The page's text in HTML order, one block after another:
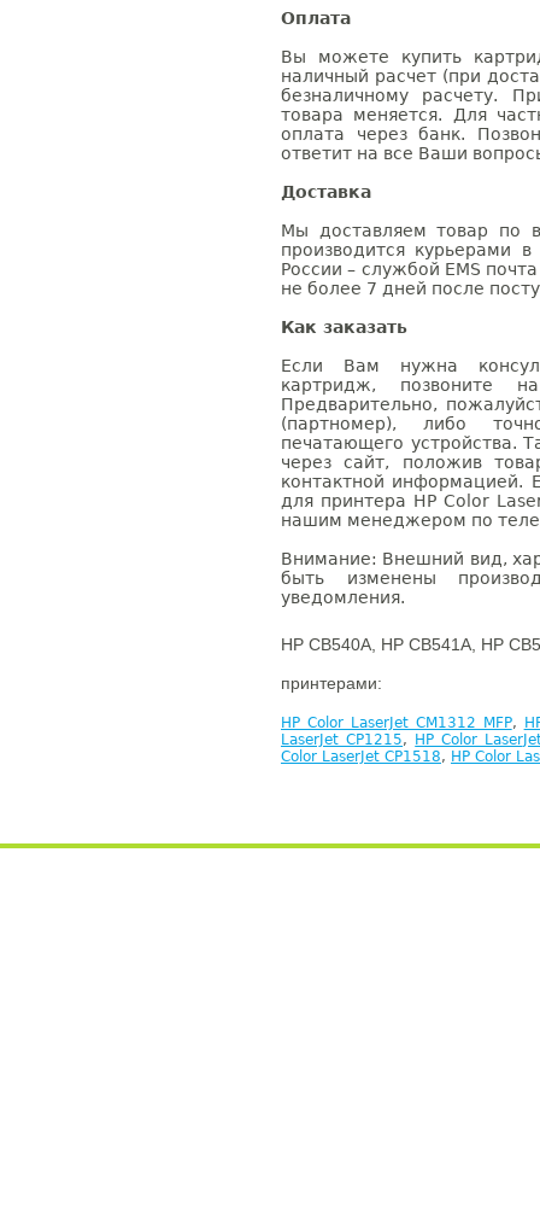
Оплата
Вы можете купить
наличный расчет (при
безналичному расчету.
товара меняется. Для
оплата через банк.
ответит на все Ваши
Доставка
Мы доставляем товар по
производится курьерами
России – службой EMS
не более 7 дней после
Как заказать
Если Вам нужна
картридж, позвоните
Предварительно,
(партномер), либо
печатающего устройства.
через сайт, положив
контактной информацией.
для принтера HP Color
нашим менеджером по
Внимание: Внешний вид,
быть изменены
уведомления.
HP CB540A, HP CB541A, HP
принтерами:
HP Color LaserJet CM1312 MFP,
LaserJet CP1215,
HP Color
Color LaserJet CP1518, HP Color